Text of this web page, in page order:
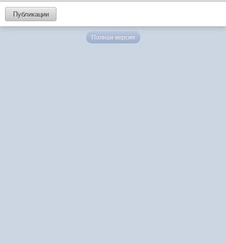
Публикации
Полная версия